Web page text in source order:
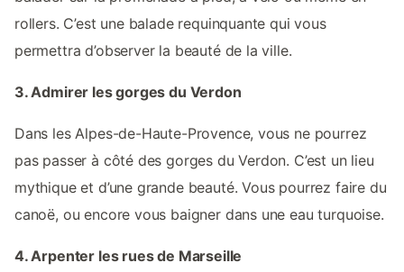
rollers. C’est une balade requinquante qui vous
permettra d’observer la beauté de la ville.
3. Admirer les gorges du Verdon
Dans les Alpes-de-Haute-Provence, vous ne pourrez
pas passer à côté des gorges du Verdon. C’est un lieu
mythique et d’une grande beauté. Vous pourrez faire du
canoë, ou encore vous baigner dans une eau turquoise.
4. Arpenter les rues de Marseille